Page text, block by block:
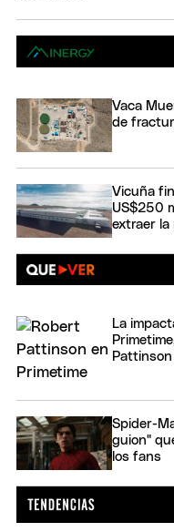
Vaca
de
Vicuña
US$250
extraer la
La
Pattinson
Spider-
guion"
los fans